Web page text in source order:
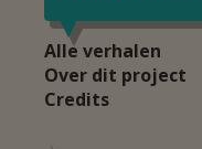
Alle verhalen
Over dit project
Credits